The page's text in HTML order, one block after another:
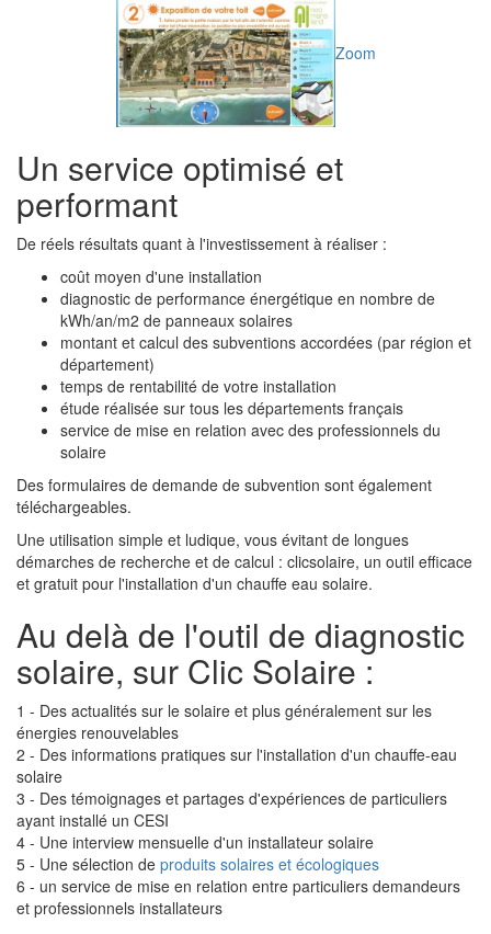
Zoom
Un service optimisé et
performant
De réels résultats quant à l'investissement à réaliser :
coût moyen d'une installation
diagnostic de performance énergétique en nombre de
kWh/an/m2 de panneaux solaires
montant et calcul des subventions accordées (par région et
département)
temps de rentabilité de votre installation
étude réalisée sur tous les départements français
service de mise en relation avec des professionnels du
solaire
Des formulaires de demande de subvention sont également
téléchargeables.
Une utilisation simple et ludique, vous évitant de longues
démarches de recherche et de calcul : clicsolaire, un outil efficace
et gratuit pour l'installation d'un chauffe eau solaire.
Au delà de l'outil de diagnostic
solaire, sur Clic Solaire :
1 - Des actualités sur le solaire et plus généralement sur les
énergies renouvelables
2 - Des informations pratiques sur l'installation d'un chauffe-eau
solaire
3 - Des témoignages et partages d'expériences de particuliers
ayant installé un CESI
4 - Une interview mensuelle d'un installateur solaire
5 - Une sélection de produits solaires et écologiques
6 - un service de mise en relation entre particuliers demandeurs
et professionnels installateurs